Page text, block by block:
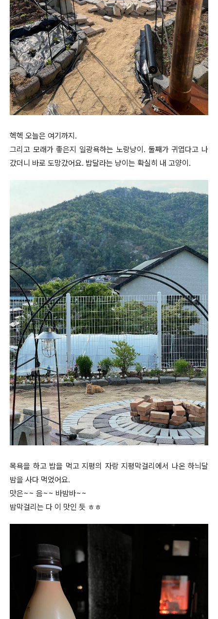
헥헥 오늘은 여기까지.
그리고 모래가 좋은지 일광욕하는 노랑냥이. 둘째가 귀엽다고 나
갔더니 바로 도망갔어요. 밥달라는 냥이는 확실히 내 고양이.
목욕을 하고 밥을 먹고 지평의 자랑 지평막걸리에서 나온 하늬달
밤을 사다 먹었어요.
맛은~~ 음~~ 바밤바~~
밤막걸리는 다 이 맛인 듯 ㅎㅎ